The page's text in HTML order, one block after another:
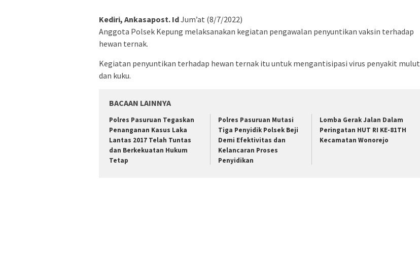
Kediri, Ankasapost. IdJum’at (8/7/2022)
Anggota Polsek Kepung melaksanakan kegiatan pengawalan penyuntikan vaksin terhadap
hewan ternak.
Kegiatan penyuntikan terhadap hewan ternak itu untuk mengantisipasi virus penyakit mulut
dan kuku.
BACAAN LAINNYA
Polres Pasuruan Tegaskan
Penanganan Kasus Laka
Lantas 2017 Telah Tuntas
dan Berkekuatan Hukum
Tetap
Polres Pasuruan Mutasi
Tiga Penyidik Polsek Beji
Demi Efektivitas dan
Kelancaran Proses
Penyidikan
Lomba Gerak Jalan Dalam
Peringatan HUT RI KE-81TH
Kecamatan Wonorejo